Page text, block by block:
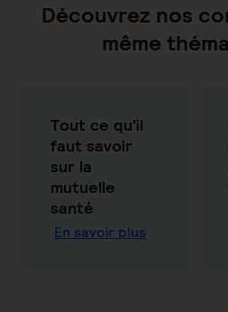
Découvrez nos
même
Tout ce qu'il
faut savoir
sur la
mutuelle
santé
En savoir plus